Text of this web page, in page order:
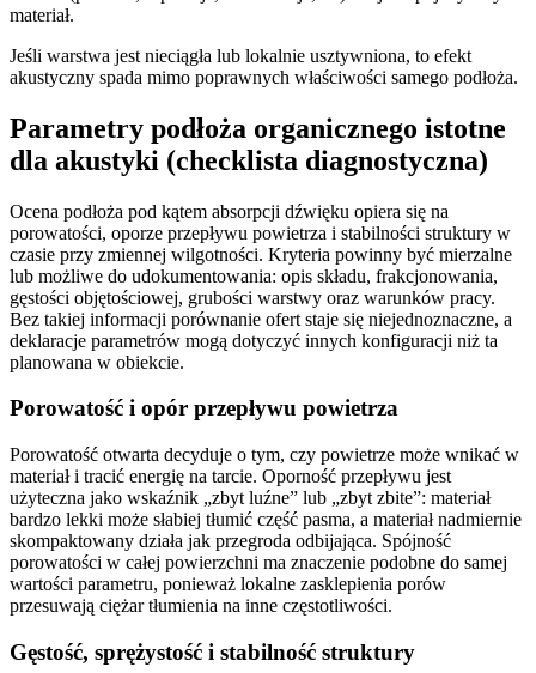
materiał.
Jeśli warstwa jest nieciągła lub lokalnie usztywniona, to efekt
akustyczny spada mimo poprawnych właściwości samego podłoża.
Parametry podłoża organicznego istotne
dla akustyki (checklista diagnostyczna)
Ocena podłoża pod kątem absorpcji dźwięku opiera się na
porowatości, oporze przepływu powietrza i stabilności struktury w
czasie przy zmiennej wilgotności. Kryteria powinny być mierzalne
lub możliwe do udokumentowania: opis składu, frakcjonowania,
gęstości objętościowej, grubości warstwy oraz warunków pracy.
Bez takiej informacji porównanie ofert staje się niejednoznaczne, a
deklaracje parametrów mogą dotyczyć innych konfiguracji niż ta
planowana w obiekcie.
Porowatość i opór przepływu powietrza
Porowatość otwarta decyduje o tym, czy powietrze może wnikać w
materiał i tracić energię na tarcie. Oporność przepływu jest
użyteczna jako wskaźnik „zbyt luźne” lub „zbyt zbite”: materiał
bardzo lekki może słabiej tłumić część pasma, a materiał nadmiernie
skompaktowany działa jak przegroda odbijająca. Spójność
porowatości w całej powierzchni ma znaczenie podobne do samej
wartości parametru, ponieważ lokalne zasklepienia porów
przesuwają ciężar tłumienia na inne częstotliwości.
Gęstość, sprężystość i stabilność struktury